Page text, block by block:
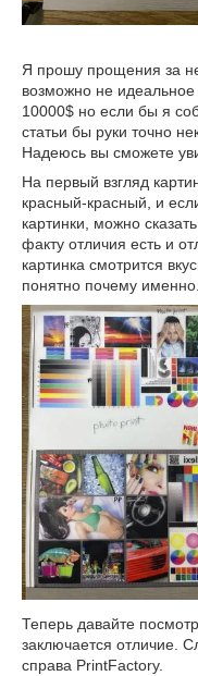
Я прошу прощения за
возможно не
10000$ но если бы я
статьи бы руки точно
Надеюсь вы сможете
На первый взгляд
красный-красный, и
картинки, можно
факту отличия есть и
картинка смотрится
понятно почему именно.
Теперь давайте
заключается отличие.
справа PrintFactory.